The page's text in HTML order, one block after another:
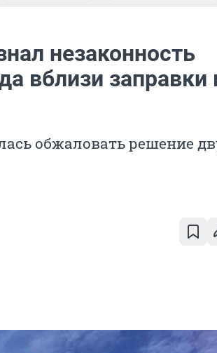
незаконность
вблизи заправки
обжаловать решение